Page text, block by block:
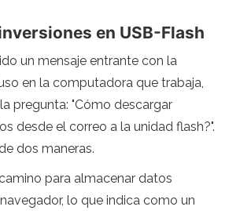
en USB-Flash
un mensaje entrante con la
en la computadora que trabaja,
pregunta: "Cómo descargar
desde el correo a la unidad flash?".
dos maneras.
para almacenar datos
lo que indica como un